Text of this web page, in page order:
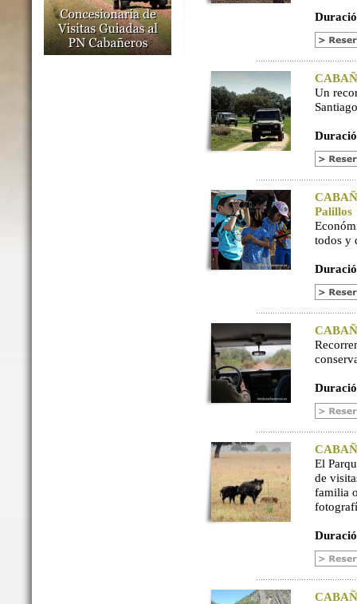
Un
Palillos
todos y
El
de
familia